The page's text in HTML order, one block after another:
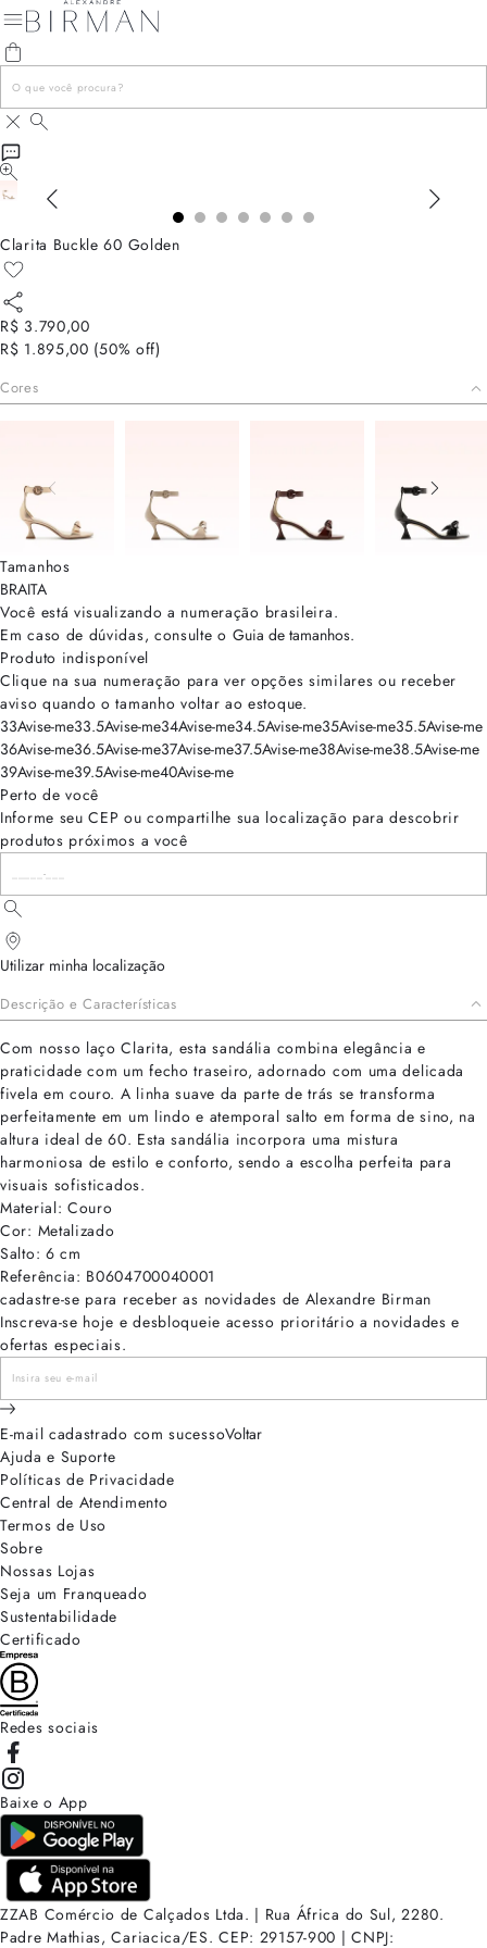
Clarita Buckle 60 Golden
R$ 3.790,00
R$ 1.895,00 (50% off)
Cores
Tamanhos
BRAITA
Você está visualizando a numeração brasileira.
Em caso de dúvidas, consulte o Guia de tamanhos.
Produto indisponível
Clique na sua numeração para ver opções similares ou receber
aviso quando o tamanho voltar ao estoque.
33Avise-me33.5Avise-me34Avise-me34.5Avise-me35Avise-me35.5Avise-me
36Avise-me36.5Avise-me37Avise-me37.5Avise-me38Avise-me38.5Avise-me
39Avise-me39.5Avise-me40Avise-me
Perto de você
Informe seu CEP ou compartilhe sua localização para descobrir
produtos próximos a você
Utilizar minha localização
Descrição e Características
Com nosso laço Clarita, esta sandália combina elegância e
praticidade com um fecho traseiro, adornado com uma delicada
fivela em couro. A linha suave da parte de trás se transforma
perfeitamente em um lindo e atemporal salto em forma de sino, na
altura ideal de 60. Esta sandália incorpora uma mistura
harmoniosa de estilo e conforto, sendo a escolha perfeita para
visuais sofisticados.
Material: Couro
Cor: Metalizado
Salto: 6 cm
Referência: B0604700040001
cadastre-se para receber as novidades de Alexandre Birman
Inscreva-se hoje e desbloqueie acesso prioritário a novidades e
ofertas especiais.
E-mail cadastrado com sucessoVoltar
Ajuda e Suporte
Políticas de Privacidade
Central de Atendimento
Termos de Uso
Sobre
Nossas Lojas
Seja um Franqueado
Sustentabilidade
Certificado
Redes sociais
Baixe o App
ZZAB Comércio de Calçados Ltda. | Rua África do Sul, 2280.
Padre Mathias, Cariacica/ES. CEP: 29157-900 | CNPJ: